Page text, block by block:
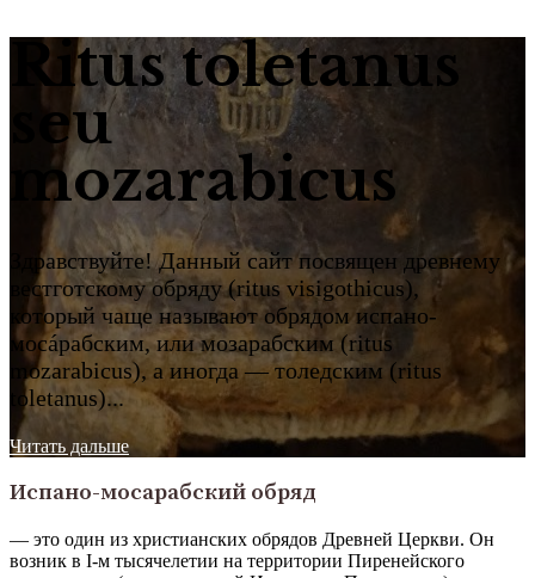
Ritus toletanus
seu
mozarabicus
Здравствуйте! Данный сайт посвящен древнему
вестготскому обряду (ritus visigothicus),
который чаще называют обрядом испано-
мосáрабским, или мозарабским (ritus
mozarabicus), а иногда — толедским (ritus
toletanus)...
Читать дальше
Испано-мосарабский обряд
— это один из христианских обрядов Древней Церкви. Он ​
возник в I-м тысячелетии на территории Пиренейского